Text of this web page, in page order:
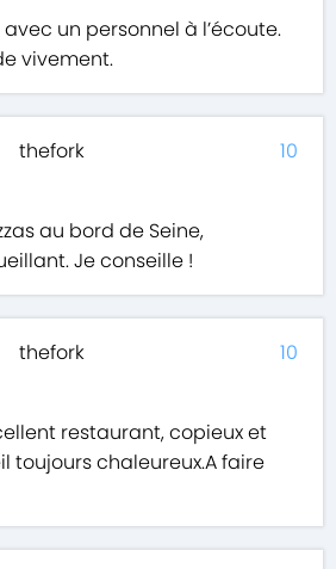
un personnel à l’écoute.
vivement.
thefork
au bord de Seine,
Je conseille !
10
thefork
restaurant, copieux et
toujours chaleureux.A faire
10